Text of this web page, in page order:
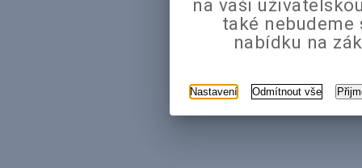
na vaši
také
nabídku na
Nastavení Odmítnout vše